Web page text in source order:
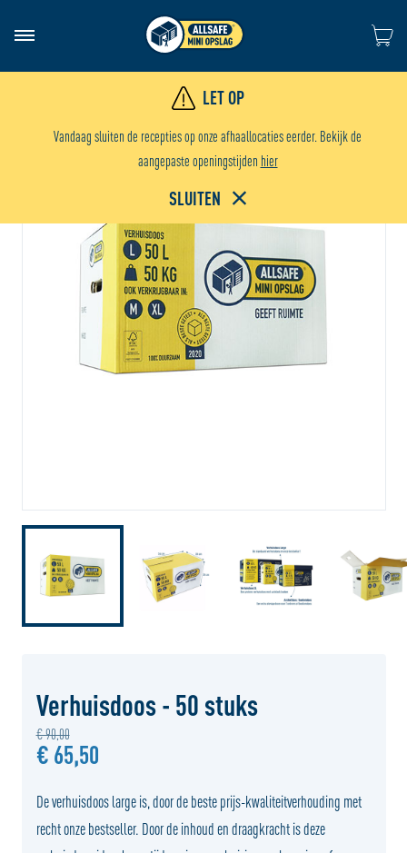
Ga
LET OP
Vandaag sluiten de recepties op onze afhaallocaties eerder. Bekijk de
aangepaste openingstijden hier
SLUITEN
Verhuisdoos - 50 stuks
€ 90,00
€ 65,50
De verhuisdoos large is, door de beste prijs-kwaliteitverhouding met
recht onze bestseller. Door de inhoud en draagkracht is deze